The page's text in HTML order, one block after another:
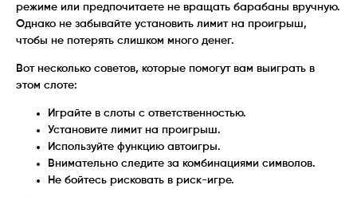
режиме или предпочитаете не вращать барабаны вручную.
Однако не забывайте установить лимит на проигрыш,
чтобы не потерять слишком много денег.
Вот несколько советов, которые помогут вам выиграть в
этом слоте:
Играйте в слоты с ответственностью.
Установите лимит на проигрыш.
Используйте функцию автоигры.
Внимательно следите за комбинациями символов.
Не бойтесь рисковать в риск-игре.